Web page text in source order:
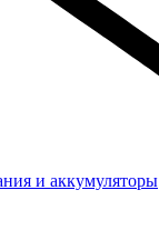
и аккумуляторы